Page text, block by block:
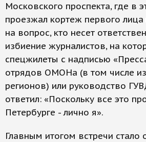
Московского проспекта, где в
проезжал кортеж первого лица
на вопрос, кто несет
избиение журналистов, на
спецжилеты с надписью
отрядов ОМОНа (в том числе
регионов) или руководство
ответил: «Поскольку все это
Петербурге - лично я».
Главным итогом встречи стало